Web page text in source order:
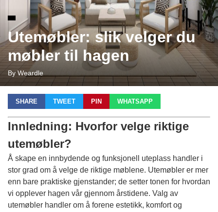
Utemøbler: slik velger du
møbler til hagen
By Weardle
SHARE TWEET PIN WHATSAPP
Innledning: Hvorfor velge riktige
utemøbler?
Å skape en innbydende og funksjonell uteplass handler i
stor grad om å velge de riktige møblene. Utemøbler er mer
enn bare praktiske gjenstander; de setter tonen for hvordan
vi opplever hagen vår gjennom årstidene. Valg av
utemøbler handler om å forene estetikk, komfort og